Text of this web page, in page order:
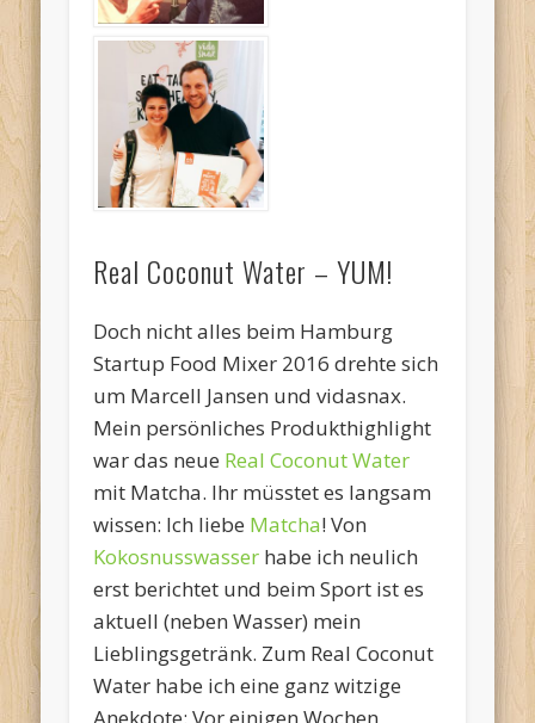
Real Coconut Water – YUM!
Doch nicht alles beim Hamburg
Startup Food Mixer 2016 drehte sich
um Marcell Jansen und vidasnax.
Mein persönliches Produkthighlight
war das neue Real Coconut Water
mit Matcha. Ihr müsstet es langsam
wissen: Ich liebe Matcha! Von
Kokosnusswasser habe ich neulich
erst berichtet und beim Sport ist es
aktuell (neben Wasser) mein
Lieblingsgetränk. Zum Real Coconut
Water habe ich eine ganz witzige